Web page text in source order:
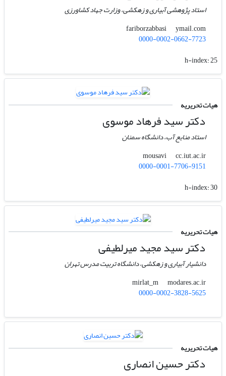
استاد پژوهشی آبیاری و زهکشی، وزارت جهاد کشاورزی
fariborzabbasi
ymail.com
0000-0002-0662-7723
h-index:25
هیات تحریریه
دکتر سید فرهاد موسوی
استاد منابع آب، دانشگاه سمنان
mousavi
cc.iut.ac.ir
0000-0001-7706-9151
h-index:30
هیات تحریریه
دکتر سید مجید میرلطیفی
دانشیار آبیاری و زهکشی، دانشگاه تربیت مدرس تهران
mirlat_m
modares.ac.ir
0000-0002-3828-5625
هیات تحریریه
دکتر حسین انصاری